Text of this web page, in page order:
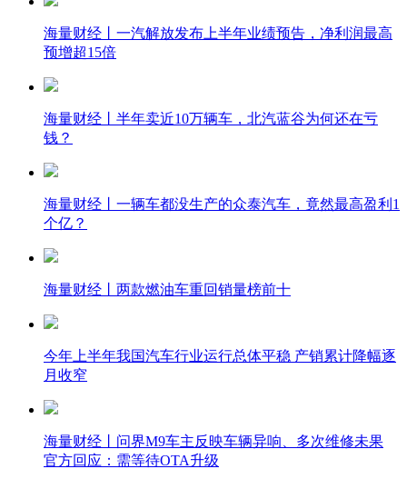
海量财经丨一汽解放发布上半年业绩预告，净利润最高
预增超15倍
海量财经丨半年卖近10万辆车，北汽蓝谷为何还在亏
钱？
海量财经丨一辆车都没生产的众泰汽车，竟然最高盈利1
个亿？
海量财经丨两款燃油车重回销量榜前十
今年上半年我国汽车行业运行总体平稳 产销累计降幅逐
月收窄
海量财经丨问界M9车主反映车辆异响、多次维修未果
官方回应：需等待OTA升级